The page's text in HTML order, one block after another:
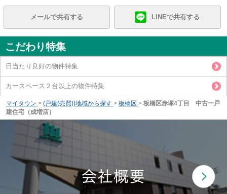
メールで共有する LINEで共有する
こだわり特集
日当たり良好の物件特集
カースペース２台以上の物件特集
マイタウン > (戸建(売買))地域から探す > 板橋区 > 板橋区赤塚4丁目 中古一戸
建住宅（成増店）